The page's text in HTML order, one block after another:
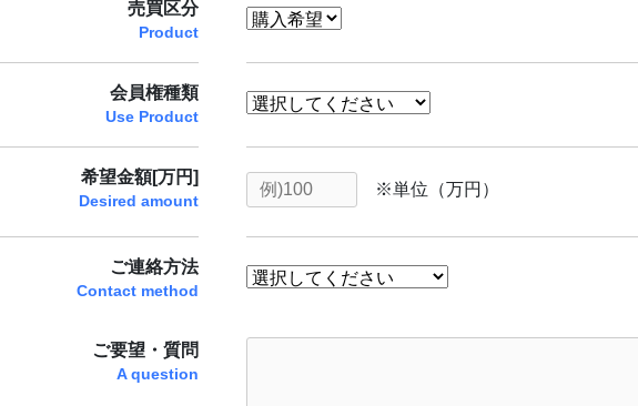
売買区分
Product
会員権種類
Use Product
希望金額[万円]
Desired amount
※単位（万円）
ご連絡方法
Contact method
ご要望・質問
A question